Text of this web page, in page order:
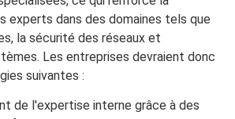
experts dans des domaines tels que
la sécurité des réseaux et
Les entreprises devraient donc
suivantes :
de l'expertise interne grâce à des